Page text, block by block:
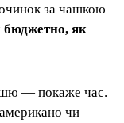
за чашкою
бюджетно, як
— покаже час.
чи